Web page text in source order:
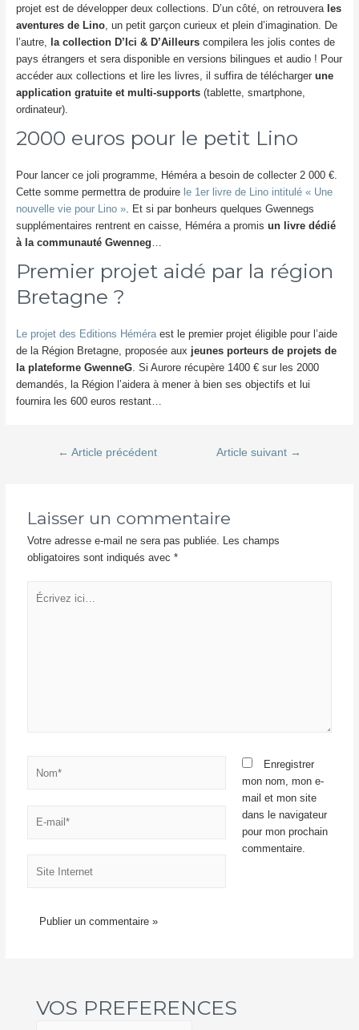
projet est de développer deux collections. D’un côté, on retrouverales
aventures de Lino, un petit garçon curieux et plein d’imagination. De
l’autre, la collection D’Ici & D’Ailleurscompilera les jolis contes de
pays étrangers et sera disponible en versions bilingues et audio ! Pour
accéder aux collections et lire les livres, il suffira de télécharger une
application gratuite et multi-supports(tablette, smartphone,
ordinateur).
2000 euros pour le petit Lino
Pour lancer ce joli programme, Héméra a besoin de collecter 2 000 €.
Cette somme permettra de produire le 1er livre de Lino intitulé « Une
nouvelle vie pour Lino ». Et si par bonheurs quelques Gwennegs
supplémentaires rentrent en caisse, Héméra a promis un livre dédié
à la communauté Gwenneg
Premier projet aidé par la région
Bretagne ?
Le projet des Editions Héméraest le premier projet éligible pour l’aide
de la Région Bretagne, proposée aux jeunes porteurs de projets de
la plateforme GwenneG. Si Aurore récupère 1400 € sur les 2000
demandés, la Région l’aidera à mener à bien ses objectifs et lui
fournira les 600 euros restant…
Navigation
← Article précédent Article suivant →
Laisser un commentaire
Votre adresse e-mail ne sera pas publiée.
Les champs
obligatoires sont indiqués avec*
Écrivez
ici…
mail*
Internet
Enregistrer
mon nom, mon e-
mail et mon site
dans le navigateur
pour mon prochain
commentaire.
VOS PREFERENCES